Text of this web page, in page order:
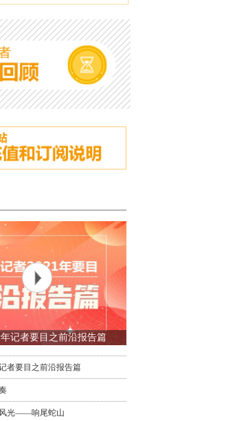
年记者要目之前沿报告篇
者要目之前沿报告篇
光——响尾蛇山